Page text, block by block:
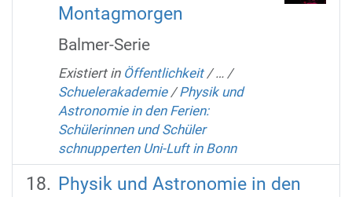
Montagmorgen
Balmer-Serie
Existiert in Öffentlichkeit /… /
Schuelerakademie /Physik und
Astronomie in den Ferien:
Schülerinnen und Schüler
schnupperten Uni-Luft in Bonn
Physik und Astronomie in den